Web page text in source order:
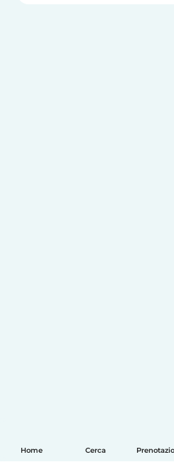
Home Cerca